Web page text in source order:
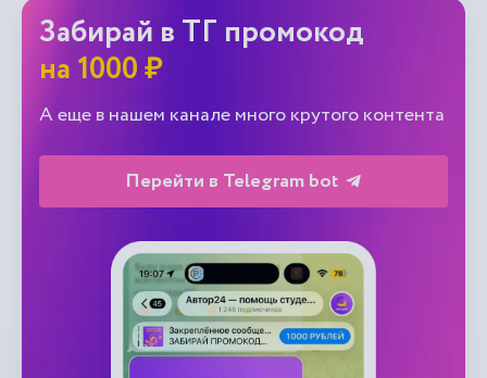
Забирай в ТГ промокод
на 1000 ₽
А еще в нашем канале много крутого контента
Перейти в Telegram bot